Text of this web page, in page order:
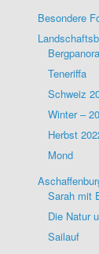
Besondere
Teneriffa
Schweiz
Winter –
Herbst
Mond
Sarah mit
Die Natur
Sailauf